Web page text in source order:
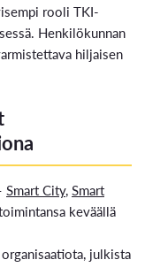
rooli TKI-
Henkilökunnan
hiljaisen
Smart City,Smart
keväällä
julkista